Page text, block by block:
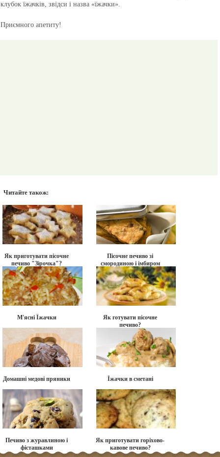
клубок їжачків, звідси і назва «їжачки».
Приємного апетиту!
Читайте також:
Як приготувати пісочне
печиво "Зірочка"?
Пісочне печиво зі
смородиною і імбиром
М'ясні Їжачки
Як готувати пісочне
печиво?
Домашні медові пряники Їжачки в сметані
Печиво з журавлиною і
фісташками
Як приготувати горіхово-
кавове печиво?